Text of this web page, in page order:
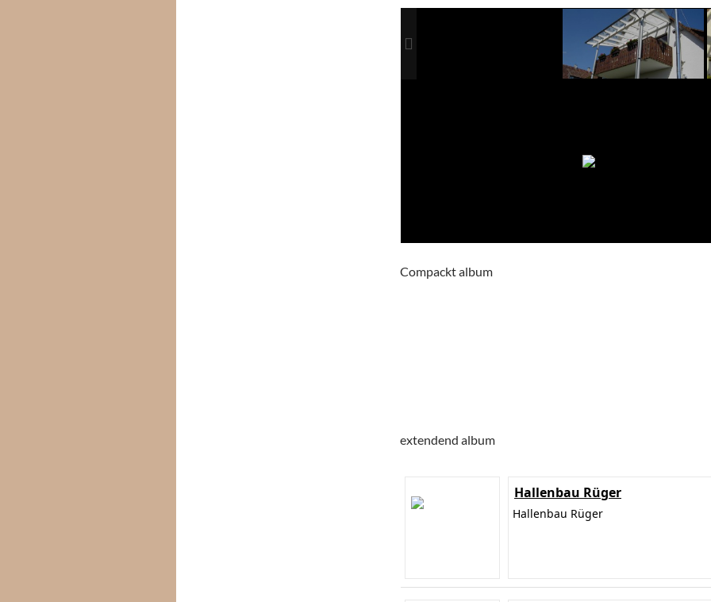
Compackt album
extendend album
Hallenbau Rüger
Hallenbau Rüger